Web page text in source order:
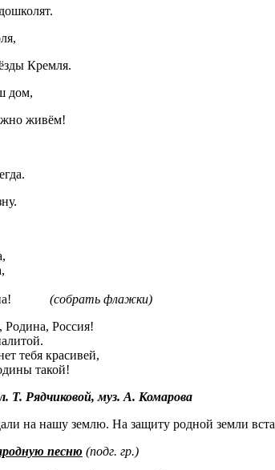
Кремля.
живём!
(собрать флажки)
Родина, Россия!
красивей,
такой!
Т. Рядчиковой, муз. А. Комарова
на нашу землю. На защиту родной земли
песню (подг. гр.)